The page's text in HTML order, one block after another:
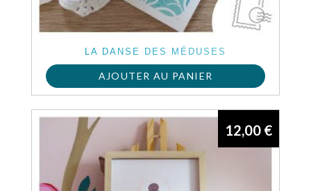
LA DANSE DES MÉDUSES
AJOUTER AU PANIER
12,00 €